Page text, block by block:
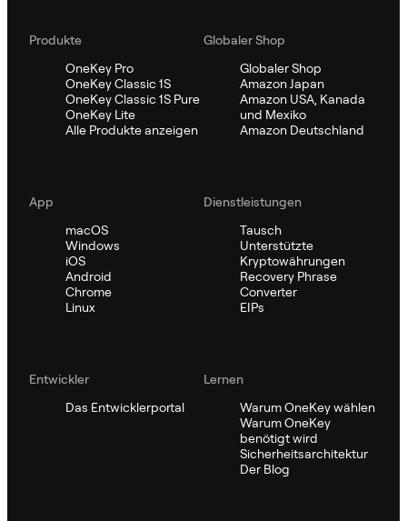
Produkte
OneKey Pro
OneKey Classic 1S
OneKey Classic 1S Pure
OneKey Lite
Alle Produkte anzeigen
Globaler Shop
Globaler Shop
Amazon Japan
Amazon USA, Kanada
und Mexiko
Amazon Deutschland
App
macOS
Windows
iOS
Android
Chrome
Linux
Dienstleistungen
Tausch
Unterstützte
Kryptowährungen
Recovery Phrase
Converter
EIPs
Entwickler
Das Entwicklerportal
Lernen
Warum OneKey wählen
Warum OneKey
benötigt wird
Sicherheitsarchitektur
Der Blog